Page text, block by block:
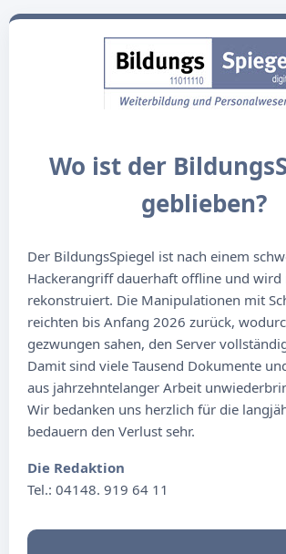
Wo ist der
geblieben?
Der BildungsSpiegel ist nach einem
Hackerangriff dauerhaft offline und wird
rekonstruiert. Die Manipulationen mit
reichten bis Anfang 2026 zurück,
gezwungen sahen, den Server
Damit sind viele Tausend Dokumente
aus jahrzehntelanger Arbeit
Wir bedanken uns herzlich für die
bedauern den Verlust sehr.
Die Redaktion
Tel.: 04148. 919 64 11